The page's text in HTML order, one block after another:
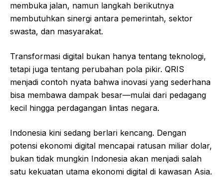
membuka jalan, namun langkah berikutnya
membutuhkan sinergi antara pemerintah, sektor
swasta, dan masyarakat.
Transformasi digital bukan hanya tentang teknologi,
tetapi juga tentang perubahan pola pikir. QRIS
menjadi contoh nyata bahwa inovasi yang sederhana
bisa membawa dampak besar—mulai dari pedagang
kecil hingga perdagangan lintas negara.
Indonesia kini sedang berlari kencang. Dengan
potensi ekonomi digital mencapai ratusan miliar dolar,
bukan tidak mungkin Indonesia akan menjadi salah
satu kekuatan utama ekonomi digital di kawasan Asia.